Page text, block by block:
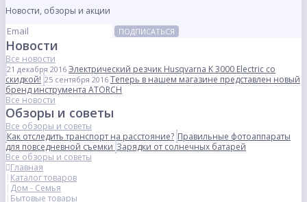
Новости, обзоры и акции
ПОДПИСАТЬСЯ
Новости
Все новости
21 декабря 2016 Электрический резчик Husqvarna K 3000 Electric со
скидкой! 25 сентября 2016 Теперь в нашем магазине представлен новый
бренд инструмента ATORCH
Все новости
Обзоры и советы
Все обзоры и советы
Как отследить транспорт на расстояние? Правильные фотоаппараты
для повседневной съемкиЗарядки от солнечных батарей
Все обзоры и советы
Главная
Каталог товаров
Дом - Семья
Бытовые товары